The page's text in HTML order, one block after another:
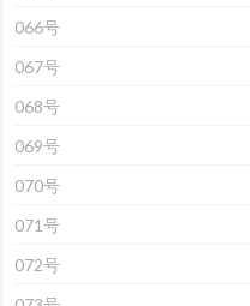
066号
067号
068号
069号
070号
071号
072号